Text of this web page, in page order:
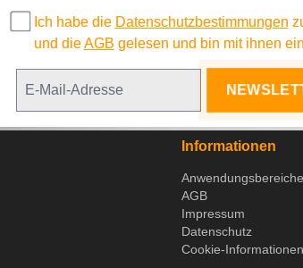
Ich habe die Datenschutzbestimmungen
und dieAGB gelesen und bin mit ihnen
Informationen
Anwendungsbereiche
AGB
Impressum
Datenschutz
Cookie-Informationen